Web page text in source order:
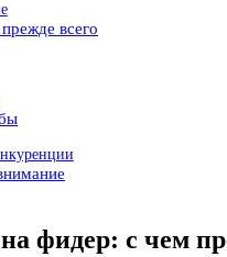
всего
фидер: с чем